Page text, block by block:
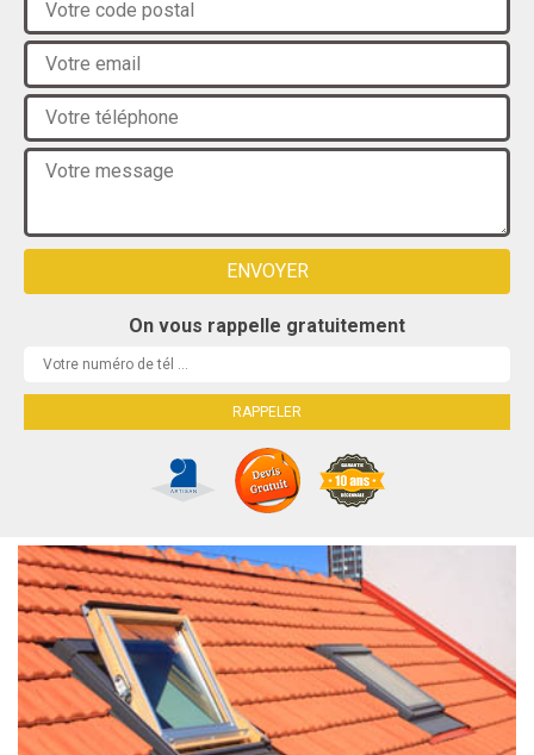
On vous rappelle gratuitement